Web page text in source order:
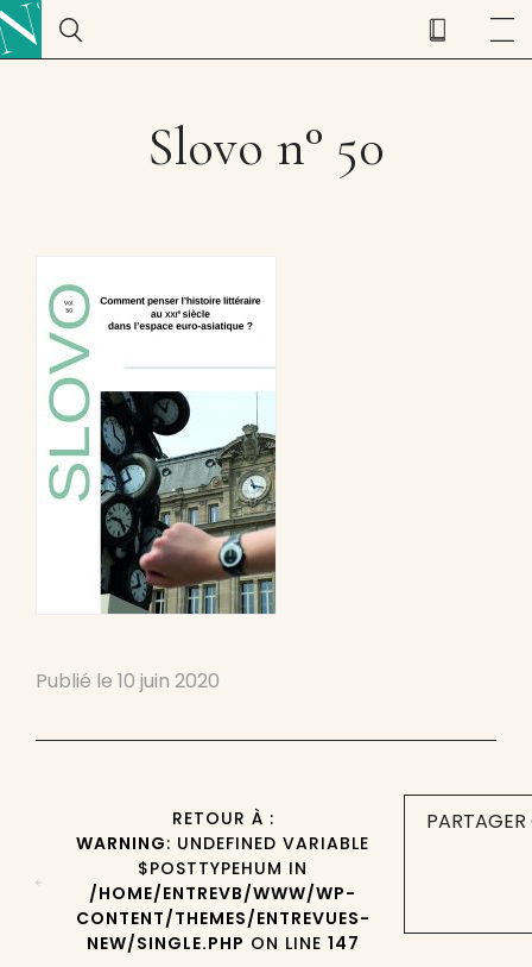
Slovo n° 50
Publié le 10 juin 2020
RETOUR À :
WARNING: UNDEFINED VARIABLE
$POSTTYPEHUM IN
/HOME/ENTREVB/WWW/WP-
CONTENT/THEMES/ENTREVUES-
NEW/SINGLE.PHP ON LINE 147